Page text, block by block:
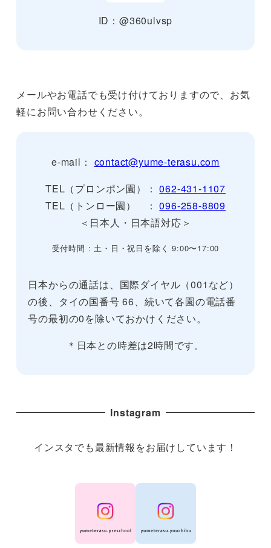
ID：@360ulvsp
メールやお電話でも受け付けておりますので、お気
軽にお問い合わせください。
e-mail： contact@yume-terasu.com
TEL（プロンポン園）：062-431-1107
TEL（トンロー園） ：096-258-8809
＜日本人・日本語対応＞
受付時間 : 土・日・祝日を除く 9:00〜17:00
日本からの通話は、国際ダイヤル（001など）
の後、タイの国番号 66、続いて各園の電話番
号の最初の0を除いておかけください。
＊日本との時差は2時間です。
Instagram
インスタでも最新情報をお届けしています！